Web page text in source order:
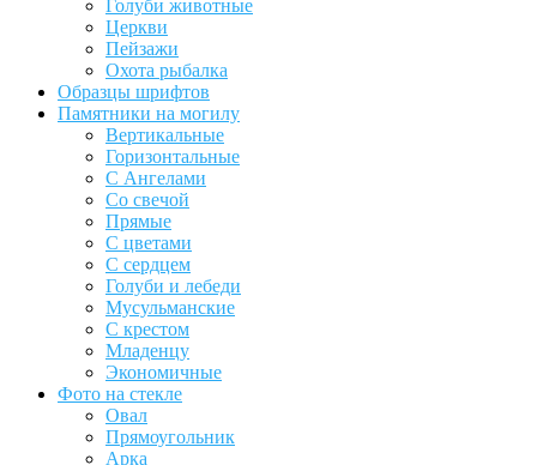
Голуби животные
Церкви
Пейзажи
Охота рыбалка
Образцы шрифтов
Памятники на могилу
Вертикальные
Горизонтальные
С Ангелами
Со свечой
Прямые
С цветами
С сердцем
Голуби и лебеди
Мусульманские
С крестом
Младенцу
Экономичные
Фото на стекле
Овал
Прямоугольник
Арка